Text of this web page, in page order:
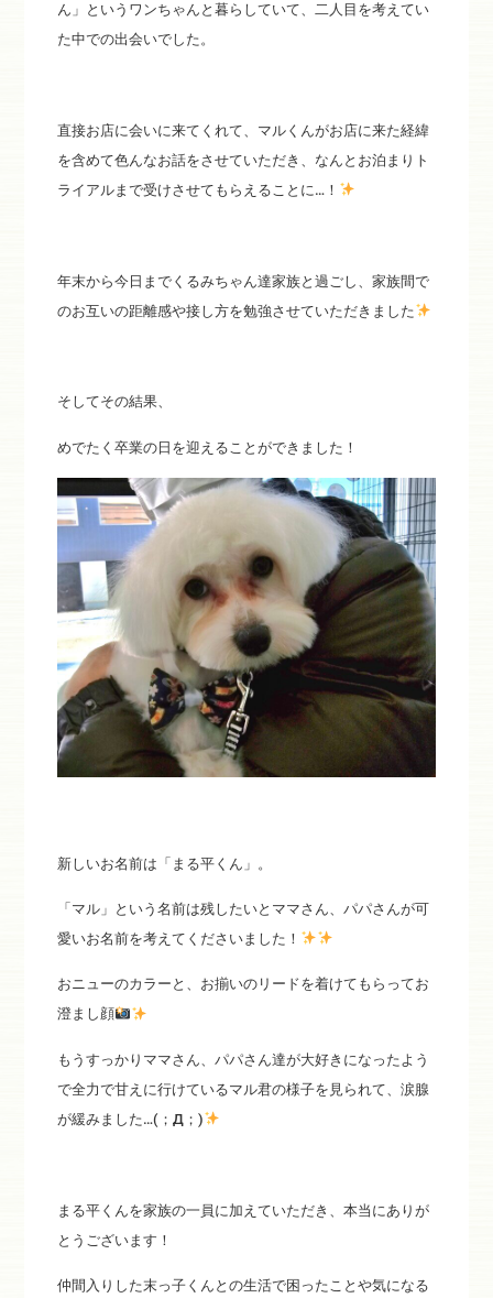
ん」というワンちゃんと暮らしていて、二人目を考えてい
た中での出会いでした。
直接お店に会いに来てくれて、マルくんがお店に来た経緯
を含めて色んなお話をさせていただき、なんとお泊まりト
ライアルまで受けさせてもらえることに…！
年末から今日までくるみちゃん達家族と過ごし、家族間で
のお互いの距離感や接し方を勉強させていただきました
そしてその結果、
めでたく卒業の日を迎えることができました！
新しいお名前は「まる平くん」。
「マル」という名前は残したいとママさん、パパさんが可
愛いお名前を考えてくださいました！
おニューのカラーと、お揃いのリードを着けてもらってお
澄まし顔
もうすっかりママさん、パパさん達が大好きになったよう
で全力で甘えに行けているマル君の様子を見られて、涙腺
が緩みました…(；Д；)
まる平くんを家族の一員に加えていただき、本当にありが
とうございます！
仲間入りした末っ子くんとの生活で困ったことや気になる